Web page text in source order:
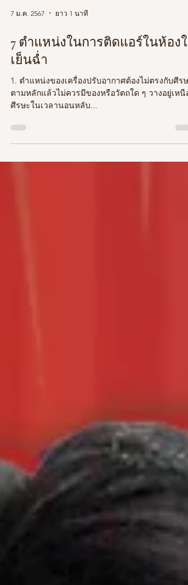
7 ม.ค. 2567 ยาว 1 นาที
7 ตำแหน่งในการติดแอร์ในห้องให้
เย็นฉ่ำ
1. ตำแหน่งของเครื่องปรับอากาศต้องไม่ตรงกับศีรษะ
ศีรษะในเวลานอนหลับ...